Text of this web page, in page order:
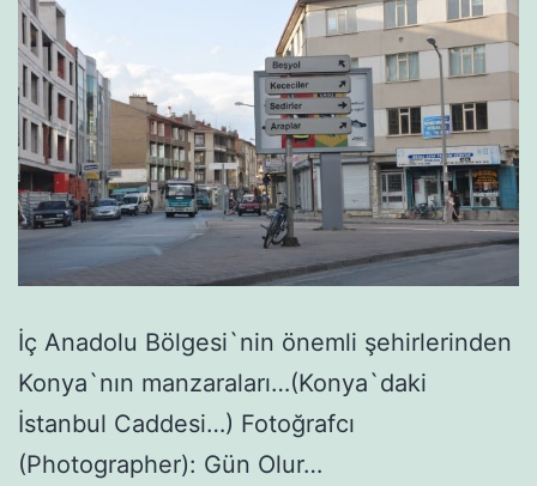
İç Anadolu Bölgesi`nin önemli şehirlerinden
Konya`nın manzaraları…(Konya`daki
İstanbul Caddesi…) Fotoğrafcı
(Photographer): Gün Olur…